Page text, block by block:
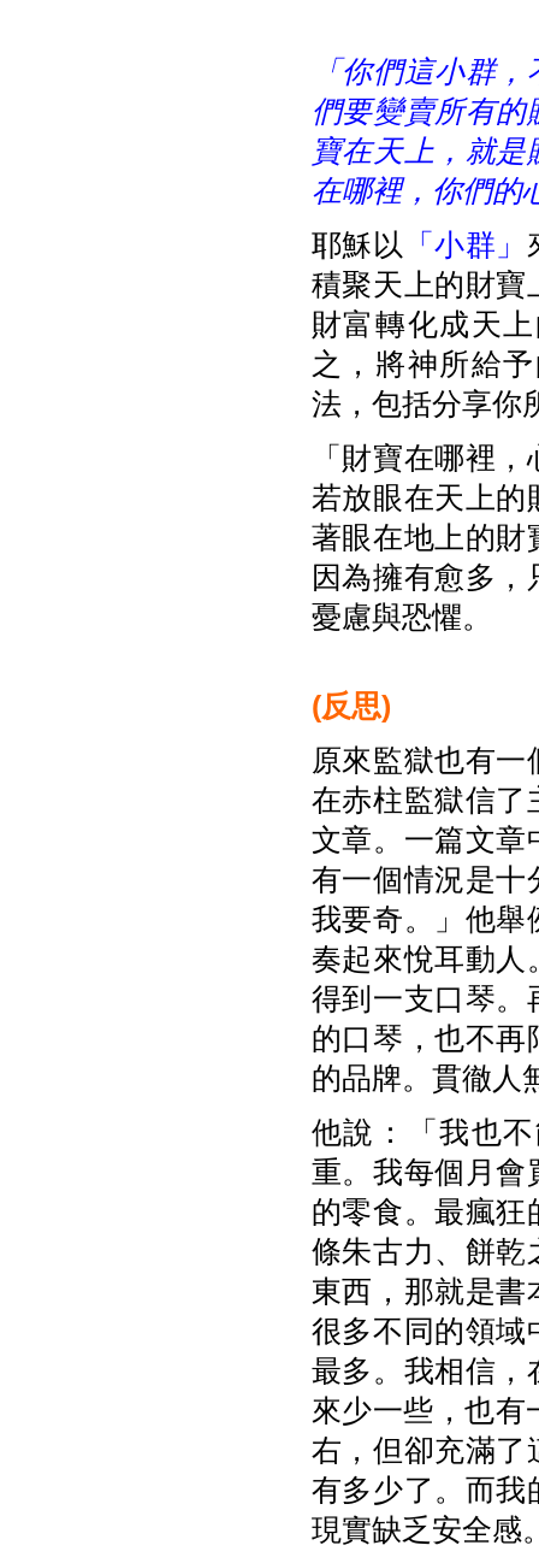
「你們這小群
們要變賣所有
寶在天上，就
在哪裡，你們的
耶穌以 「小群」
積聚天上的財寶
財富轉化成天
之，將神所給
法，包括分享你
「財寶在哪裡
若放眼在天上的
著眼在地上的財
因為擁有愈多
憂慮與恐懼。
(反思)
原來監獄也有
在赤柱監獄信了
文章。一篇文章
有一個情況是十
我要奇。」他舉
奏起來悅耳動人
得到一支口琴。
的口琴，也不再
的品牌。貫徹人
他說：「我也
重。我每個月會
的零食。最瘋狂
條朱古力、餅乾
東西，那就是書
很多不同的領域
最多。我相信，
來少一些，也有
右，但卻充滿了
有多少了。而我
現實缺乏安全感